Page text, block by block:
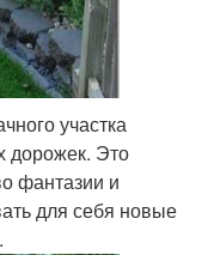
участка
дорожек. Это
фантазии и
для себя новые